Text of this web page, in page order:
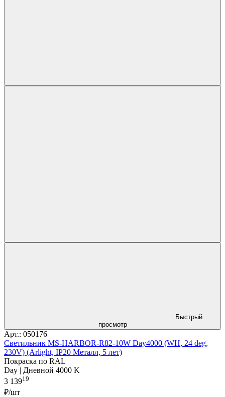
Быстрый
просмотр
Арт.: 050176
Светильник MS-HARBOR-R82-10W Day4000 (WH, 24 deg,
230V) (Arlight, IP20 Металл, 5 лет)
Покраска по RAL
Day | Дневной 4000 K
3 13919
₽/шт